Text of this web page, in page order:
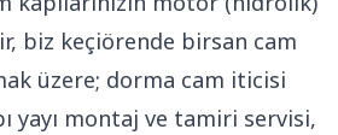
biz keçiörende birsan cam
üzere; dorma cam iticisi
yayı montaj ve tamiri servisi,